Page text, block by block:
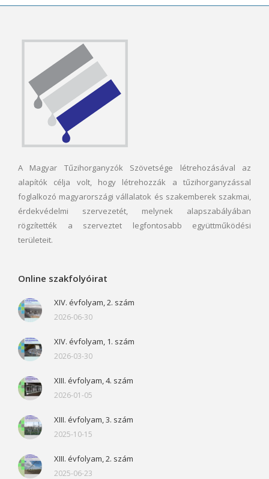
A Magyar Tűzihorganyzók Szövetsége létrehozásával az
alapítók célja volt, hogy létrehozzák a tűzihorganyzással
foglalkozó magyarországi vállalatok és szakemberek szakmai,
érdekvédelmi szervezetét, melynek alapszabályában
rögzítették a szerveztet legfontosabb együttműködési
területeit.
Online szakfolyóirat
XIV. évfolyam, 2. szám
2026-06-30
XIV. évfolyam, 1. szám
2026-03-30
XIII. évfolyam, 4. szám
2026-01-05
XIII. évfolyam, 3. szám
2025-10-15
XIII. évfolyam, 2. szám
2025-06-23